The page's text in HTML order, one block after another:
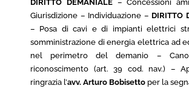
DIRITTO DEMANIALE– Concessioni
Giurisdizione – Individuazione – DIRITTO
– Posa di cavi e di impianti elettrici
somministrazione di energia elettrica ad
nel perimetro del demanio –
riconoscimento (art. 39 cod. nav.) –
ringrazia l’avv. Arturo Bobisetto per la